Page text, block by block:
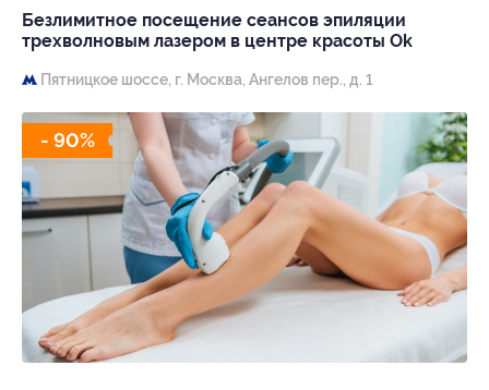
Безлимитное посещение сеансов эпиляции
трехволновым лазером в центре красоты Ok
Пятницкое шоссе, г. Москва, Ангелов пер., д. 1
- 90%